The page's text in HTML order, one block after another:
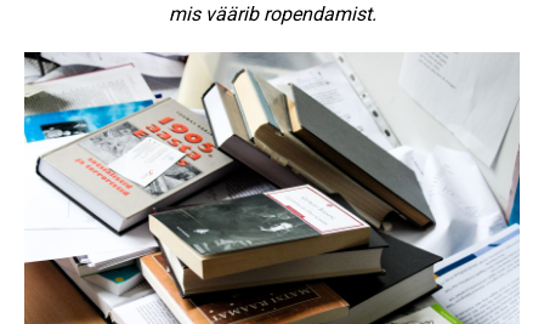
mis väärib ropendamist.